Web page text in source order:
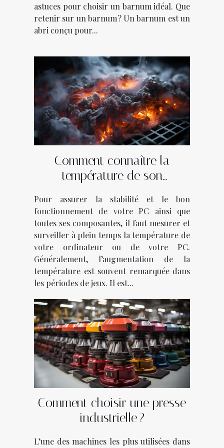
astuces pour choisir un barnum idéal. Que
retenir sur un barnum ? Un barnum est un
abri conçu pour...
Comment connaître la
température de son
Pour assurer la stabilité et le bon
fonctionnement de votre PC ainsi que
toutes ses composantes, il faut mesurer et
surveiller à plein temps la température de
votre ordinateur ou de votre PC.
Généralement, l’augmentation de la
température est souvent remarquée dans
les périodes de jeux. Il est...
Comment choisir une presse
industrielle ?
L’une des machines les plus utilisées dans